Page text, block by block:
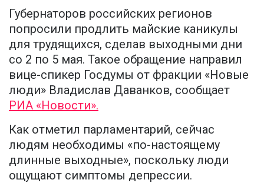
Губернаторов российских регионов
попросили продлить майские каникулы
для трудящихся, сделав выходными дни
со 2 по 5 мая. Такое обращение направил
вице-спикер Госдумы от фракции «Новые
люди» Владислав Даванков, сообщает
РИА «Новости».
Как отметил парламентарий, сейчас
людям необходимы «по-настоящему
длинные выходные», поскольку люди
ощущают симптомы депрессии.